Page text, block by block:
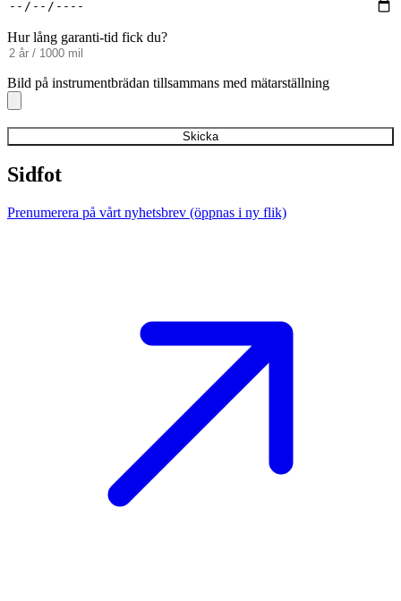
Hur lång garanti-tid fick du?
Bild på instrumentbrädan tillsammans med mätarställning
Sidfot
Prenumerera på vårt nyhetsbrev (öppnas i ny flik)